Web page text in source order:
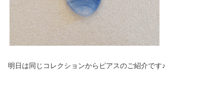
明日は同じコレクションからピアスのご紹介です♪